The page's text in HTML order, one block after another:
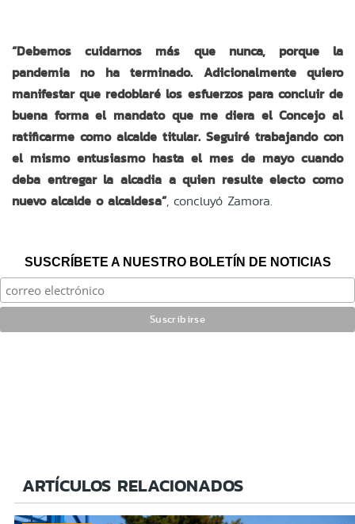
“Debemos cuidarnos más que nunca, porque la
pandemia no ha terminado. Adicionalmente quiero
manifestar que redoblaré los esfuerzos para concluir de
buena forma el mandato que me diera el Concejo al
ratificarme como alcalde titular. Seguiré trabajando con
el mismo entusiasmo hasta el mes de mayo cuando
deba entregar la alcadia a quien resulte electo como
nuevo alcalde o alcaldesa”, concluyó Zamora.
SUSCRÍBETE A NUESTRO BOLETÍN DE NOTICIAS
ARTÍCULOS RELACIONADOS